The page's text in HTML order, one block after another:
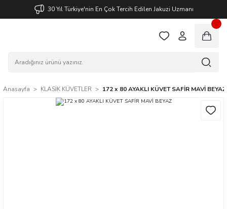
30 Yıl Türkiye'nin En Çok Tercih Edilen Jakuzi Uzmanı
Anasayfa KLASİK KÜVETLER 172 x 80 AYAKLI KÜVET SAFİR MAVİ BEYAZ